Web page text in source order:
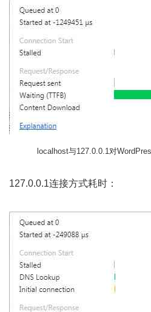
localhost与127.0.0.1对
127.0.0.1连接方式耗时：